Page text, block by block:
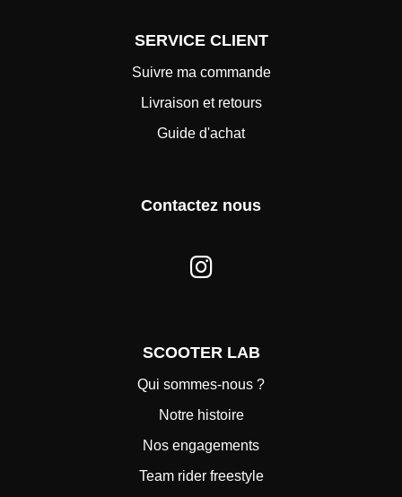
SERVICE CLIENT
Suivre ma commande
Livraison et retours
Guide d'achat
Contactez nous
SCOOTER LAB
Qui sommes-nous ?
Notre histoire
Nos engagements
Team rider freestyle